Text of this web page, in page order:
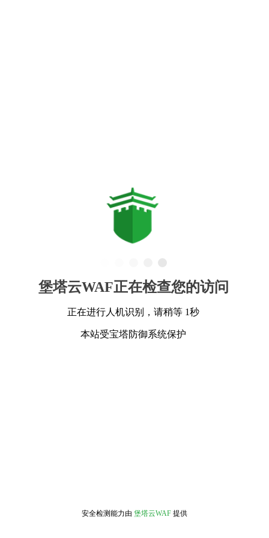
堡塔云WAF正在检查您的访问
正在进行人机识别，请稍等 1秒
本站受宝塔防御系统保护
安全检测能力由 堡塔云WAF 提供